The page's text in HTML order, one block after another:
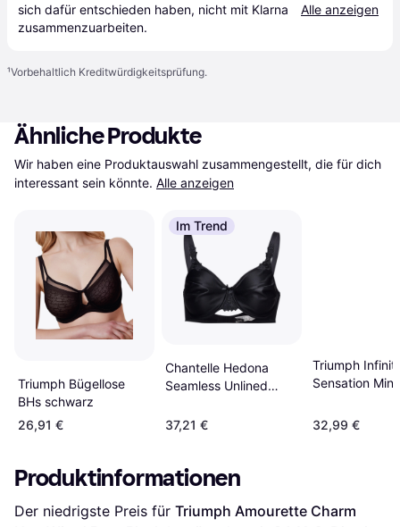
sich dafür entschieden haben, nicht mit Klarna
zusammenzuarbeiten.
Alle anzeigen
¹Vorbehaltlich Kreditwürdigkeitsprüfung.
Ähnliche Produkte
Wir haben eine Produktauswahl zusammengestellt, die für dich
interessant sein könnte. Alle anzeigen
Triumph Bügellose
BHs schwarz
26,91 €
Im Trend
Chantelle Hedona
Seamless Unlined
37,21 €
Triumph
Sensation
32,99 €
Produktinformationen
Der niedrigste Preis für Triumph Amourette Charm